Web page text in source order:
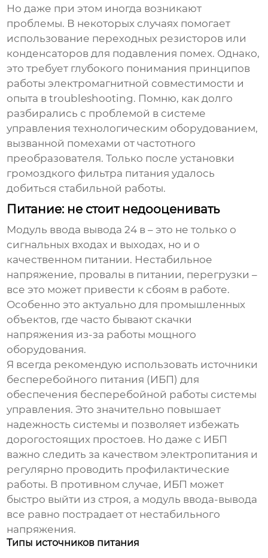
Но даже при этом иногда возникают
проблемы. В некоторых случаях помогает
использование переходных резисторов или
конденсаторов для подавления помех. Однако,
это требует глубокого понимания принципов
работы электромагнитной совместимости и
опыта в troubleshooting. Помню, как долго
разбирались с проблемой в системе
управления технологическим оборудованием,
вызванной помехами от частотного
преобразователя. Только после установки
громоздкого фильтра питания удалось
добиться стабильной работы.
Питание: не стоит недооценивать
Модуль ввода вывода 24 в – это не только о
сигнальных входах и выходах, но и о
качественном питании. Нестабильное
напряжение, провалы в питании, перегрузки –
все это может привести к сбоям в работе.
Особенно это актуально для промышленных
объектов, где часто бывают скачки
напряжения из-за работы мощного
оборудования.
Я всегда рекомендую использовать источники
бесперебойного питания (ИБП) для
обеспечения бесперебойной работы системы
управления. Это значительно повышает
надежность системы и позволяет избежать
дорогостоящих простоев. Но даже с ИБП
важно следить за качеством электропитания и
регулярно проводить профилактические
работы. В противном случае, ИБП может
быстро выйти из строя, а модуль ввода-вывода
все равно пострадает от нестабильного
напряжения.
Типы источников питания